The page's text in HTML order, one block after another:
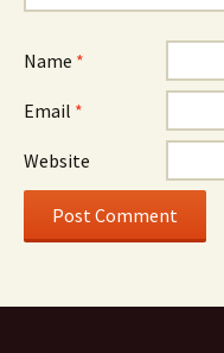
Name *
Email *
Website